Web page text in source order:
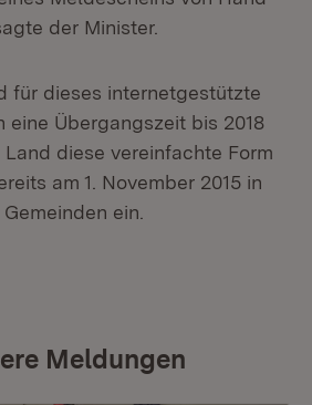
der Minister.
für dieses internetgestützte
eine Übergangszeit bis 2018
diese vereinfachte Form
am 1. November 2015 in
ein.
Meldungen